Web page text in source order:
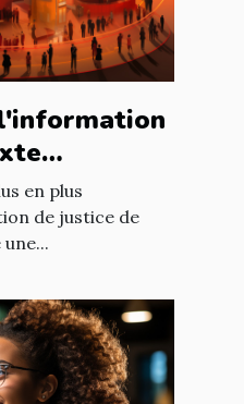
et
en plus
de justice de